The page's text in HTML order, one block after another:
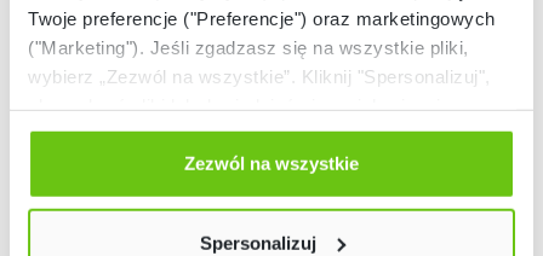
Twoje preferencje ("Preferencje") oraz marketingowych
("Marketing"). Jeśli zgadzasz się na wszystkie pliki,
wybierz „Zezwól na wszystkie”. Kliknij "Spersonalizuj",
Odmów zgody poprzez przycisk „Odmowa”. Wtedy
użyjemy tylko plików niezbędnych dla naszej strony.
Twój wybór możesz zmienić przez kliknięcie przycisku w
Polityce prywatności
Zezwól na wszystkie
Spersonalizuj
Nasze strony